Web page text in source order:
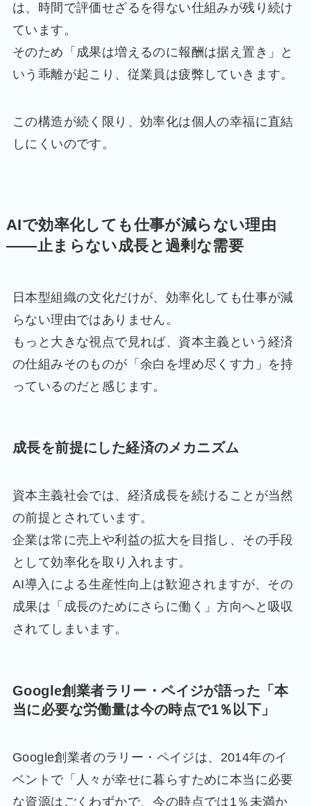
は、時間で評価せざるを得ない仕組みが残り続け
ています。
そのため「成果は増えるのに報酬は据え置き」と
いう乖離が起こり、従業員は疲弊していきます。
この構造が続く限り、効率化は個人の幸福に直結
しにくいのです。
AIで効率化しても仕事が減らない理由
――止まらない成長と過剰な需要
日本型組織の文化だけが、効率化しても仕事が減
らない理由ではありません。
もっと大きな視点で見れば、資本主義という経済
の仕組みそのものが「余白を埋め尽くす力」を持
っているのだと感じます。
成長を前提にした経済のメカニズム
資本主義社会では、経済成長を続けることが当然
の前提とされています。
企業は常に売上や利益の拡大を目指し、その手段
として効率化を取り入れます。
AI導入による生産性向上は歓迎されますが、その
成果は「成長のためにさらに働く」方向へと吸収
されてしまいます。
Google創業者ラリー・ペイジが語った「本
当に必要な労働量は今の時点で1％以下」
Google創業者のラリー・ペイジは、2014年のイ
ベントで「人々が幸せに暮らすために本当に必要
な資源はごくわずかで、今の時点では1％未満か